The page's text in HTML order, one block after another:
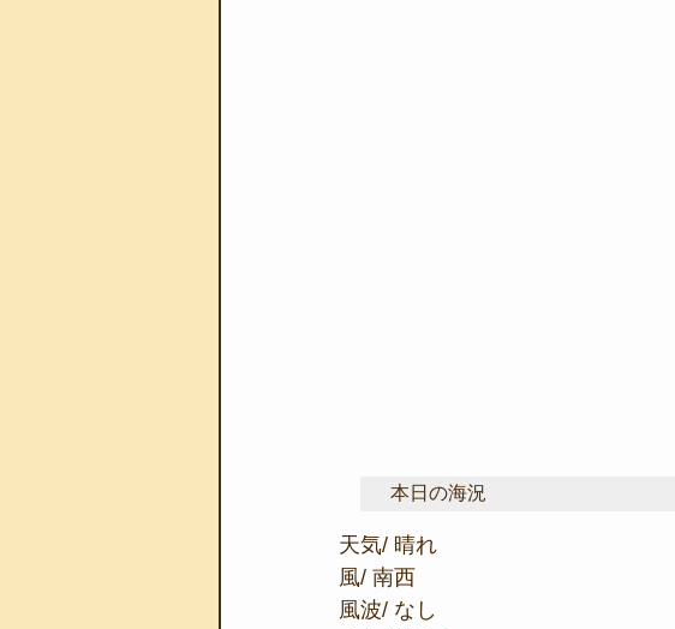
本日の海況
天気/ 晴れ
風/ 南西
風波/ なし